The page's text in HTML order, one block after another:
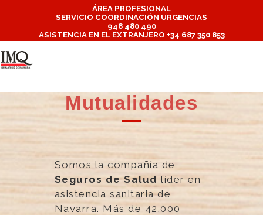
ÁREA PROFESIONAL
SERVICIO COORDINACIÓN URGENCIAS
948 480 490
ASISTENCIA EN EL EXTRANJERO +34 687 350 853
Mutualidades
Somos la compañía de
Seguros de Salud líder en
asistencia sanitaria de
Navarra. Más de 42.000